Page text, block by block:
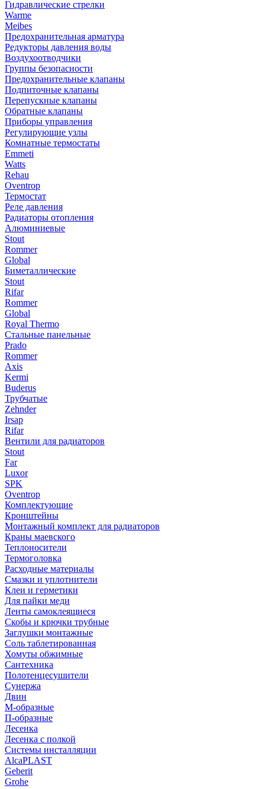
Гидравлические стрелки
Warme
Meibes
Предохранительная арматура
Редукторы давления воды
Воздухоотводчики
Группы безопасности
Предохранительные клапаны
Подпиточные клапаны
Перепускные клапаны
Обратные клапаны
Приборы управления
Регулирующие узлы
Комнатные термостаты
Emmeti
Watts
Rehau
Oventrop
Термостат
Реле давления
Радиаторы отопления
Алюминиевые
Stout
Rommer
Global
Биметаллические
Stout
Rifar
Rommer
Global
Royal Thermo
Стальные панельные
Prado
Rommer
Axis
Kermi
Buderus
Трубчатые
Zehnder
Irsap
Rifar
Вентили для радиаторов
Stout
Far
Luxor
SPK
Oventrop
Комплектующие
Кронштейны
Монтажный комплект для радиаторов
Краны маевского
Теплоносители
Термоголовка
Расходные материалы
Смазки и уплотнители
Клеи и герметики
Для пайки меди
Ленты самоклеящиеся
Скобы и крючки трубные
Заглушки монтажные
Соль таблетированная
Хомуты обжимные
Сантехника
Полотенцесушители
Сунержа
Двин
М-образные
П-образные
Лесенка
Лесенка с полкой
Системы инсталляции
AlcaPLAST
Geberit
Grohe